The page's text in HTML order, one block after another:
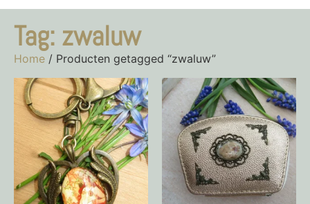
Tag: zwaluw
Home / Producten getagged “zwaluw”